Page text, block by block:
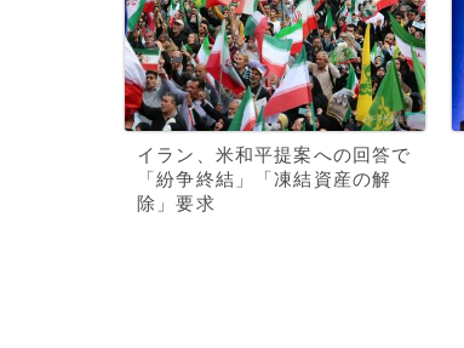
イラン、米和平提案への回答で
「紛争終結」「凍結資産の解
除」要求